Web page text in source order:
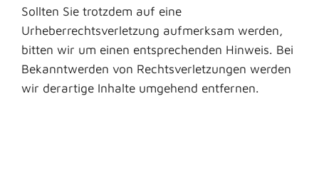
Sollten Sie trotzdem auf eine
Urheberrechtsverletzung aufmerksam werden,
bitten wir um einen entsprechenden Hinweis. Bei
Bekanntwerden von Rechtsverletzungen werden
wir derartige Inhalte umgehend entfernen.